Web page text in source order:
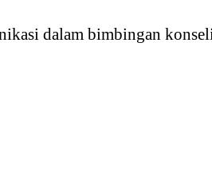
dalam bimbingan